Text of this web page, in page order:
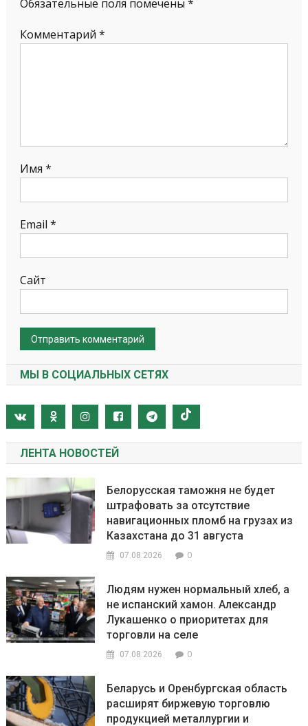
Обязательные поля помечены *
Комментарий *
Имя *
Email *
Сайт
МЫ В СОЦИАЛЬНЫХ СЕТЯХ
ЛЕНТА НОВОСТЕЙ
Белорусская таможня не будет
штрафовать за отсутствие
навигационных пломб на грузах из
Казахстана до 31 августа
07.08.2026 0
Людям нужен нормальный хлеб, а
не испанский хамон. Александр
Лукашенко о приоритетах для
торговли на селе
07.08.2026 0
Беларусь и Оренбургская область
расширят биржевую торговлю
продукцией металлургии и